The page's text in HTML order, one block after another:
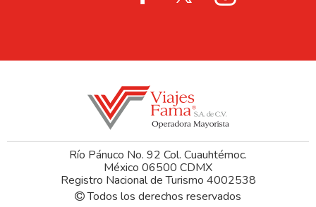
Río Pánuco No. 92 Col. Cuauhtémoc.
México 06500 CDMX
Registro Nacional de Turismo 4002538
Todos los derechos reservados